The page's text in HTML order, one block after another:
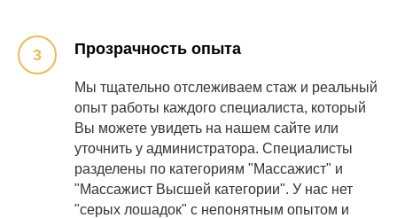
Прозрачность опыта
Мы тщательно отслеживаем стаж и реальный
опыт работы каждого специалиста, который
Вы можете увидеть на нашем сайте или
уточнить у администратора. Специалисты
разделены по категориям "Массажист" и
"Массажист Высшей категории". У нас нет
"серых лошадок" с непонятным опытом и